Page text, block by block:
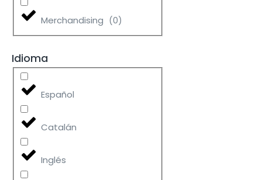
Merchandising (0)
Idioma
Español
Catalán
Inglés